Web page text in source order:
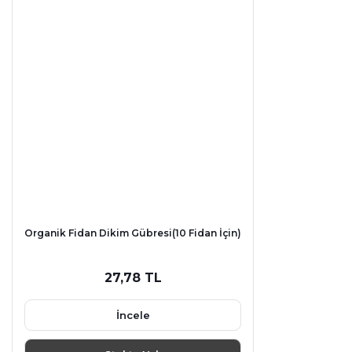
Organik Fidan Dikim Gübresi(10 Fidan İçin)
27,78 TL
İncele